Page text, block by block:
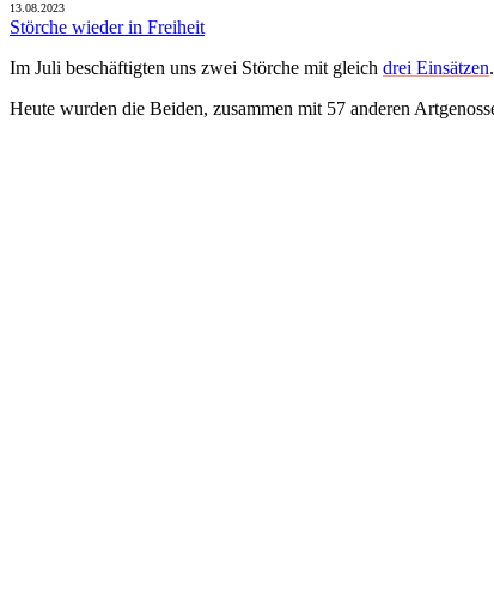
13.08.2023
Störche wieder in Freiheit
Im Juli beschäftigten uns zwei Störche mit gleich drei Einsätzen
Heute wurden die Beiden, zusammen mit 57 anderen